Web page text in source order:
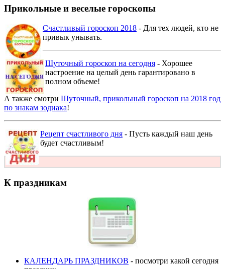
Прикольные и веселые гороскопы
Счастливый гороскоп 2018 - Для тех людей, кто не
привык унывать.
Шуточный гороскоп на сегодня - Хорошее
настроение на целый день гарантировано в
полном объеме!
А также смотри Шуточный, прикольный гороскоп на 2018 год
по знакам зодиака!
Рецепт счастливого дня - Пусть каждый наш день
будет счастливым!
К праздникам
КАЛЕНДАРЬ ПРАЗДНИКОВ - посмотри какой сегодня